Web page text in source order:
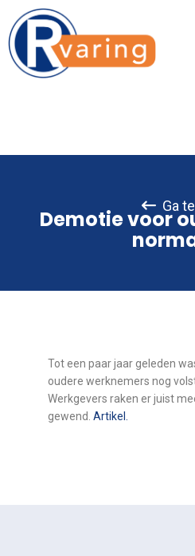
Ga
Demotie voor
Tot een paar jaar geleden
oudere werknemers nog
Werkgevers raken er juist
gewend. Artikel.